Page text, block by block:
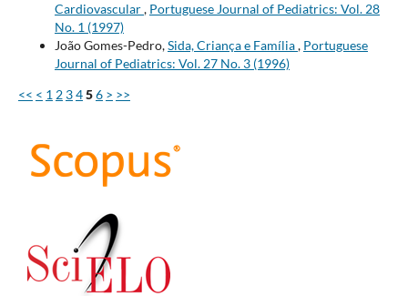
Cardiovascular, Portuguese Journal of Pediatrics: Vol. 28
No. 1 (1997)
João Gomes-Pedro,Sida, Criança e Família, Portuguese
Journal of Pediatrics: Vol. 27 No. 3 (1996)
<< < 1 2 3456 > >>